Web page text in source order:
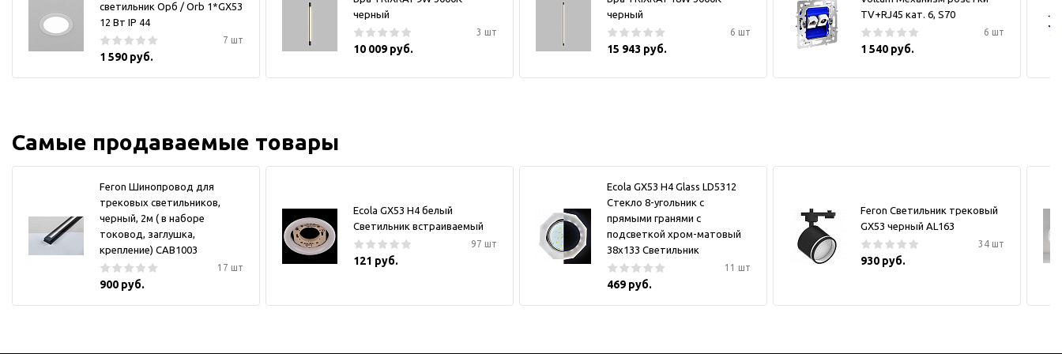
светильник Орб / Orb 1*GX53
12 Вт IP 44
7 шт
1 590 руб.
черный
3 шт
10 009 руб.
черный
6 шт
15 943 руб.
TV+RJ45 кат. 6, S70
6 шт
1 540 руб.
Самые продаваемые товары
Feron Шинопровод для
трековых светильников,
черный, 2м ( в наборе
токовод, заглушка,
крепление) CAB1003
17 шт
900 руб.
Ecola GX53 H4 белый
Светильник встраиваемый
97 шт
121 руб.
Ecola GX53 H4 Glass LD5312
Стекло 8-угольник с
прямыми гранями с
подсветкой хром-матовый
38x133 Светильник
11 шт
469 руб.
Feron Светильник трековый
GX53 черный AL163
34 шт
930 руб.